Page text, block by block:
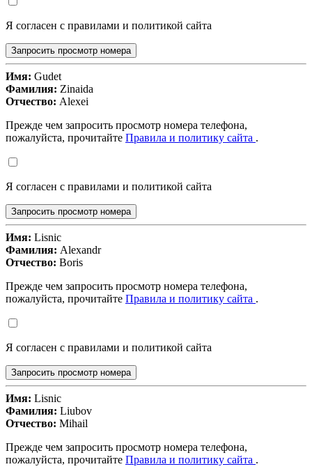
Я согласен с правилами и политикой сайта
Запросить просмотр номера
Имя: Gudet
Фамилия: Zinaida
Отчество: Alexei
Прежде чем запросить просмотр номера телефона,
пожалуйста, прочитайте Правила и политику сайта .
Я согласен с правилами и политикой сайта
Запросить просмотр номера
Имя: Lisnic
Фамилия: Alexandr
Отчество: Boris
Прежде чем запросить просмотр номера телефона,
пожалуйста, прочитайте Правила и политику сайта .
Я согласен с правилами и политикой сайта
Запросить просмотр номера
Имя: Lisnic
Фамилия: Liubov
Отчество: Mihail
Прежде чем запросить просмотр номера телефона,
пожалуйста, прочитайте Правила и политику сайта .